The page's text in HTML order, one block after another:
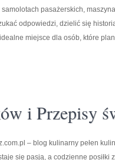
pasażerskich,
odpowiedzi, dzielić się
miejsce dla osób, które
i Przepisy
– blog kulinarny pełen
się pasją, a codzienne posiłki